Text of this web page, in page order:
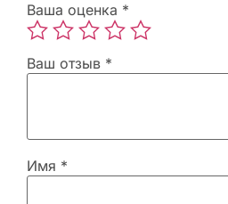
Ваша оценка *
Ваш отзыв *
Имя *